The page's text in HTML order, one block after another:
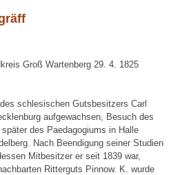
Groß Wartenberg 29. 4. 1825
schlesischen Gutsbesitzers Carl
aufgewachsen, Besuch des
des Paedagogiums in Halle
Nach Beendigung seiner Studien
Mitbesitzer er seit 1839 war,
Ritterguts Pinnow. K. wurde